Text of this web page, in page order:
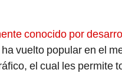
conocido por
vuelto popular en el
el cual les permite